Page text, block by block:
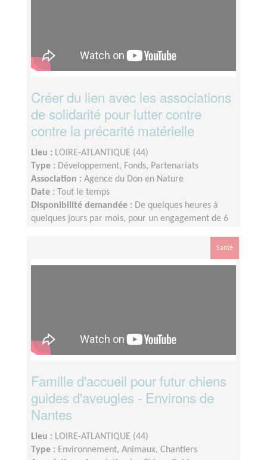
Créer du lien avec les associations
de solidarité pour lutter contre
contre la précarité matérielle
Lieu : LOIRE-ATLANTIQUE (44)
Type : Développement, Fonds, Partenariats
Association : Agence du Don en Nature
Date :
Tout le temps
Disponibilité demandée : De quelques heures à
quelques jours par mois, pour un engagement de 6
Santé
Famille d'accueil pour futur chiens
guides d'aveugles - Environs de
Nantes
Lieu : LOIRE-ATLANTIQUE (44)
Type : Environnement, Animaux, Chantiers